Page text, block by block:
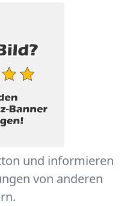
und informieren
von anderen